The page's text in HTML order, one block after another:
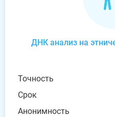
ДНК анализ на
Точность
Срок
Анонимность